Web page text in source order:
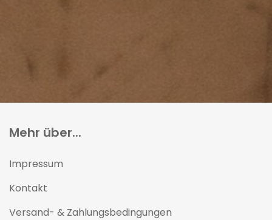
Mehr über...
Impressum
Kontakt
Versand- & Zahlungsbedingungen